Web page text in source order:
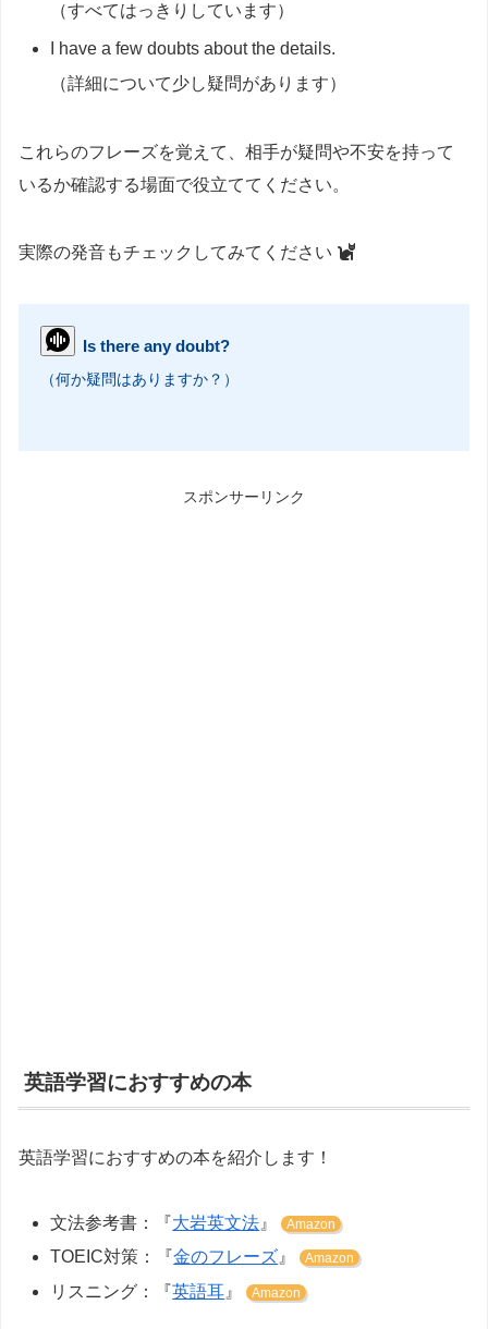
（すべてはっきりしています）
I have a few doubts about the details.
（詳細について少し疑問があります）
これらのフレーズを覚えて、相手が疑問や不安を持って
いるか確認する場面で役立ててください。
実際の発音もチェックしてみてください
Is there any doubt?
（何か疑問はありますか？）
スポンサーリンク
英語学習におすすめの本
英語学習におすすめの本を紹介します！
文法参考書：『大岩英文法 』 Amazon
TOEIC対策：『金のフレーズ』 Amazon
リスニング：『英語耳 』 Amazon